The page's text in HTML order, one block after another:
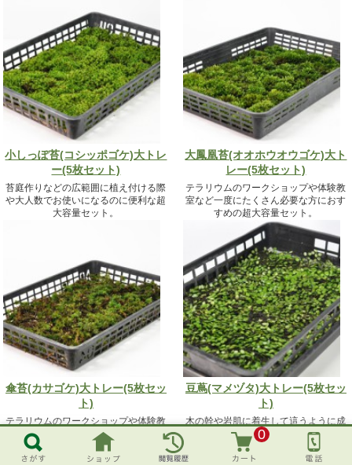
0
小しっぽ苔(コシッポゴケ)大トレ
ー(5枚セット)
苔庭作りなどの広範囲に植え付ける際
や大人数でお使いになるのに便利な超
大容量セット。
大鳳凰苔(オオホウオウゴケ)大ト
レー(5枚セット)
テラリウムのワークショップや体験教
室など一度にたくさん必要な方におす
すめの超大容量セット。
33264円（税込）
傘苔(カサゴケ)大トレー(5枚セッ
ト)
テラリウムのワークショップや体験教
室など一度にたくさん必要な方におす
すめの超大容量セット。
33264円（税込）
豆蔦(マメヅタ)大トレー(5枚セッ
ト)
木の幹や岩肌に着生して這うように成
長する豆ヅタの超大容量です。
19,800円（税込）